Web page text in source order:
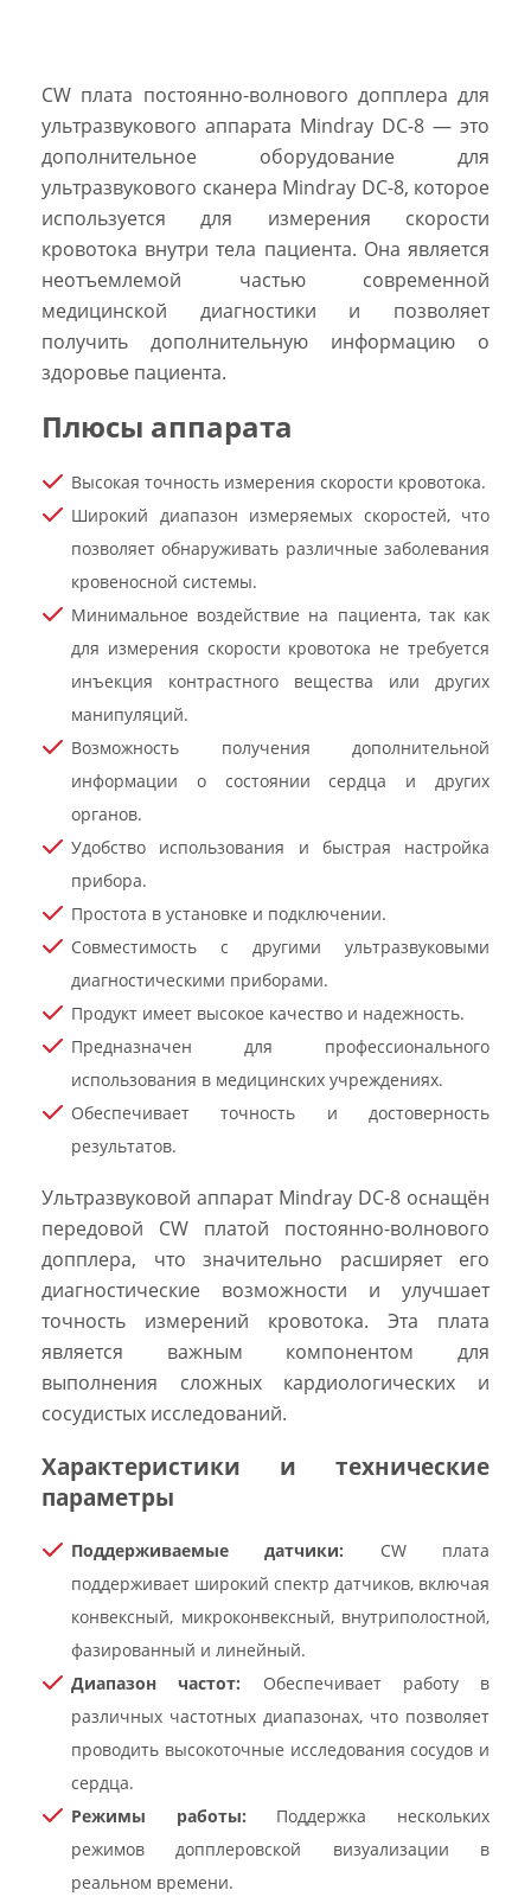
CW плата постоянно-волнового допплера для
ультразвукового аппарата Mindray DC-8 — это
дополнительное оборудование для
ультразвукового сканера Mindray DC-8, которое
используется для измерения скорости
кровотока внутри тела пациента. Она является
неотъемлемой частью современной
медицинской диагностики и позволяет
получить дополнительную информацию о
здоровье пациента.
Плюсы аппарата
Высокая точность измерения скорости кровотока.
Широкий диапазон измеряемых скоростей, что
позволяет обнаруживать различные заболевания
кровеносной системы.
Минимальное воздействие на пациента, так как
для измерения скорости кровотока не требуется
инъекция контрастного вещества или других
манипуляций.
Возможность получения дополнительной
информации о состоянии сердца и других
органов.
Удобство использования и быстрая настройка
прибора.
Простота в установке и подключении.
Совместимость с другими ультразвуковыми
диагностическими приборами.
Продукт имеет высокое качество и надежность.
Предназначен для профессионального
использования в медицинских учреждениях.
Обеспечивает точность и достоверность
результатов.
Ультразвуковой аппарат Mindray DC-8 оснащён
передовой CW платой постоянно-волнового
допплера, что значительно расширяет его
диагностические возможности и улучшает
точность измерений кровотока. Эта плата
является важным компонентом для
выполнения сложных кардиологических и
сосудистых исследований.
Характеристики и технические
параметры
Поддерживаемые датчики: CW плата
поддерживает широкий спектр датчиков, включая
конвексный, микроконвексный, внутриполостной,
фазированный и линейный.
Диапазон частот: Обеспечивает работу в
различных частотных диапазонах, что позволяет
проводить высокоточные исследования сосудов и
сердца.
Режимы работы: Поддержка нескольких
режимов допплеровской визуализации в
реальном времени.